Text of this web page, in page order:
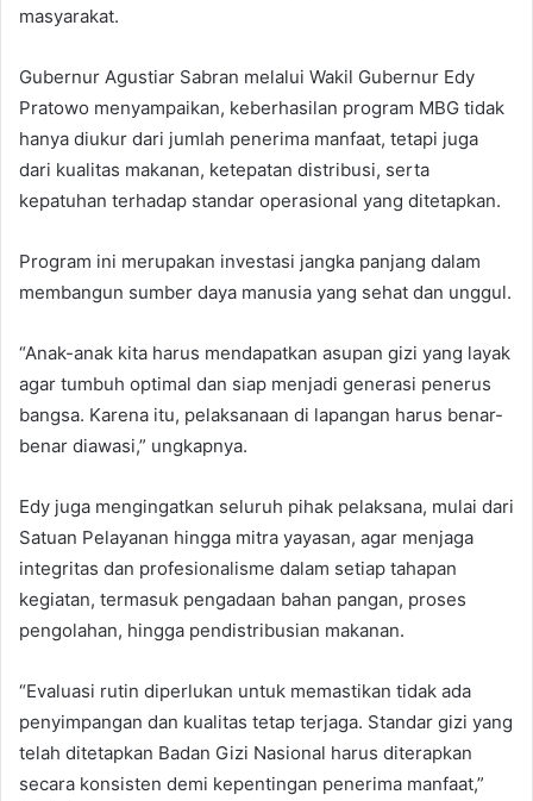
masyarakat.
Gubernur Agustiar Sabran melalui Wakil Gubernur Edy
Pratowo menyampaikan, keberhasilan program MBG tidak
hanya diukur dari jumlah penerima manfaat, tetapi juga
dari kualitas makanan, ketepatan distribusi, serta
kepatuhan terhadap standar operasional yang ditetapkan.
Program ini merupakan investasi jangka panjang dalam
membangun sumber daya manusia yang sehat dan unggul.
“Anak-anak kita harus mendapatkan asupan gizi yang layak
agar tumbuh optimal dan siap menjadi generasi penerus
bangsa. Karena itu, pelaksanaan di lapangan harus benar-
benar diawasi,” ungkapnya.
Edy juga mengingatkan seluruh pihak pelaksana, mulai dari
Satuan Pelayanan hingga mitra yayasan, agar menjaga
integritas dan profesionalisme dalam setiap tahapan
kegiatan, termasuk pengadaan bahan pangan, proses
pengolahan, hingga pendistribusian makanan.
“Evaluasi rutin diperlukan untuk memastikan tidak ada
penyimpangan dan kualitas tetap terjaga. Standar gizi yang
telah ditetapkan Badan Gizi Nasional harus diterapkan
secara konsisten demi kepentingan penerima manfaat,”